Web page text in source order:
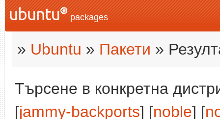
packages
» Ubuntu » Пакети »
Търсене в конкретна
[jammy-backports] [noble] [